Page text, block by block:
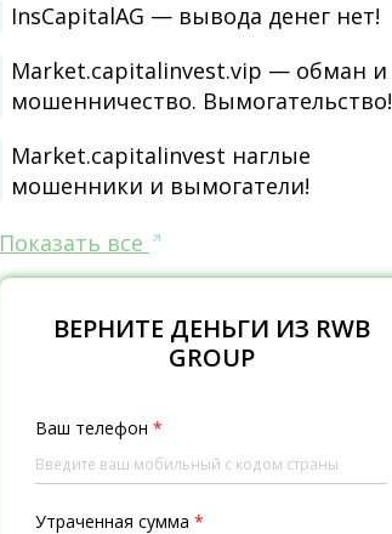
InsCapitalAG — вывода денег нет!
Market.capitalinvest.vip — обман и
мошенничество. Вымогательство!
Market.capitalinvest наглые
мошенники и вымогатели!
Показать все
ВЕРНИТЕ ДЕНЬГИ ИЗ RWB
GROUP
Ваш телефон *
Утраченная сумма *